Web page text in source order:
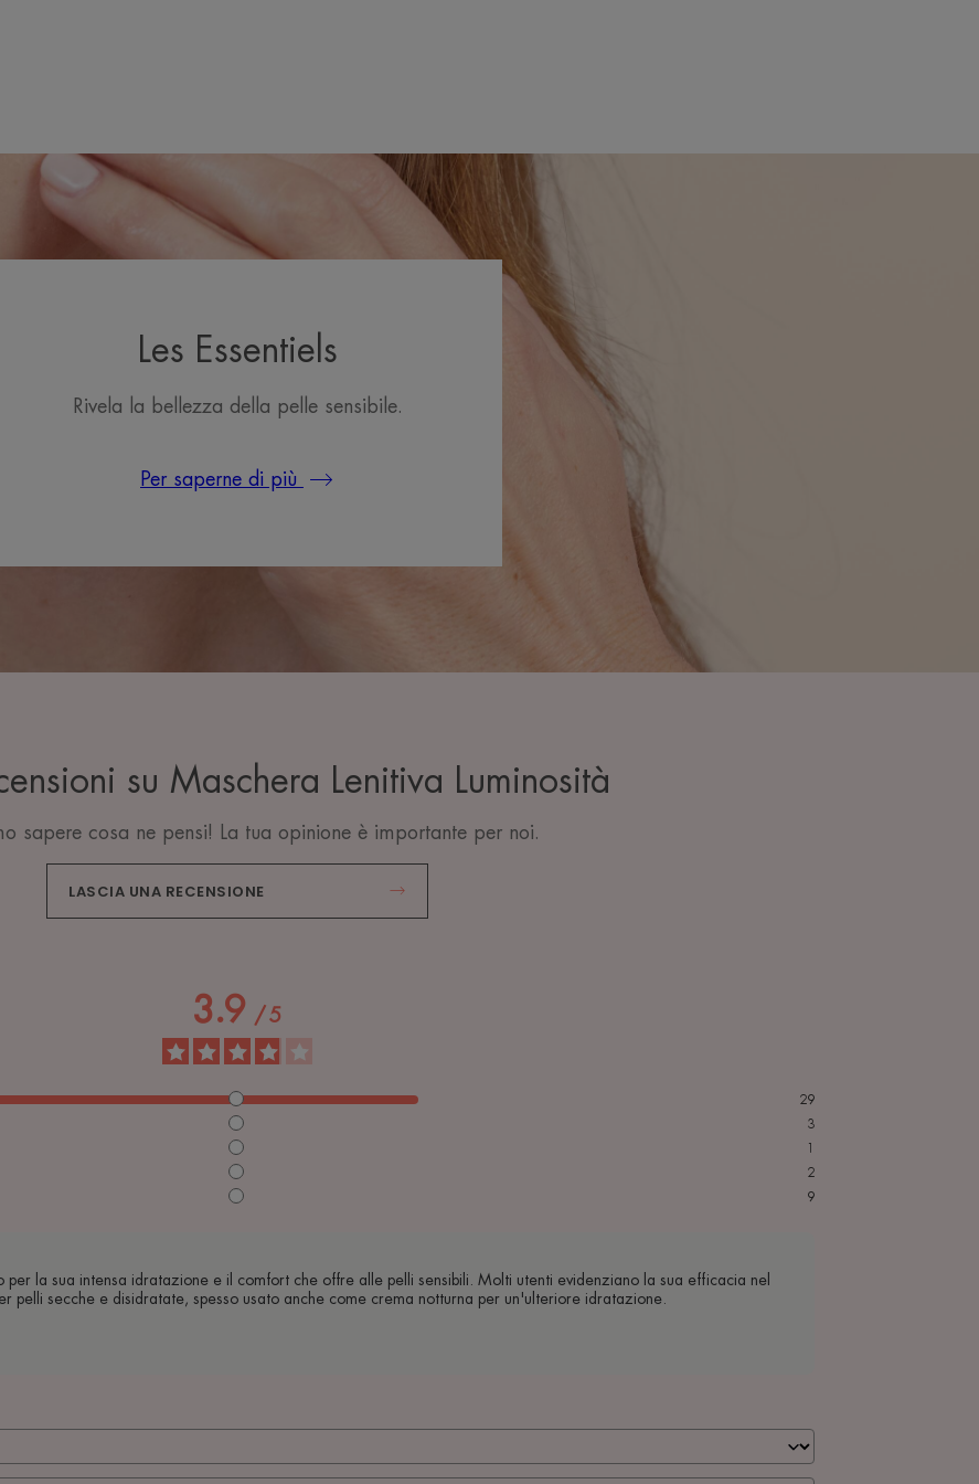
Les Essentiels
Rivela la bellezza della pelle sensibile.
Per saperne di più
su Maschera Lenitiva Luminosità
sapere cosa ne pensi! La tua opinione è importante per noi.
LASCIA UNA RECENSIONE
3.9 / 5
29
3
2
9
per la sua intensa idratazione e il comfort che offre alle pelli sensibili. Molti utenti evidenziano la sua efficacia nel
pelli secche e disidratate, spesso usato anche come crema notturna per un'ulteriore idratazione.